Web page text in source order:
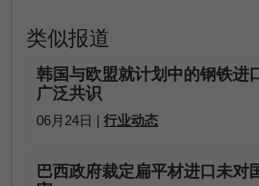
类似报道
韩国与欧盟就计划中的钢铁进
广泛共识
06月24日 | 行业动态
巴西政府裁定扁平材进口未对